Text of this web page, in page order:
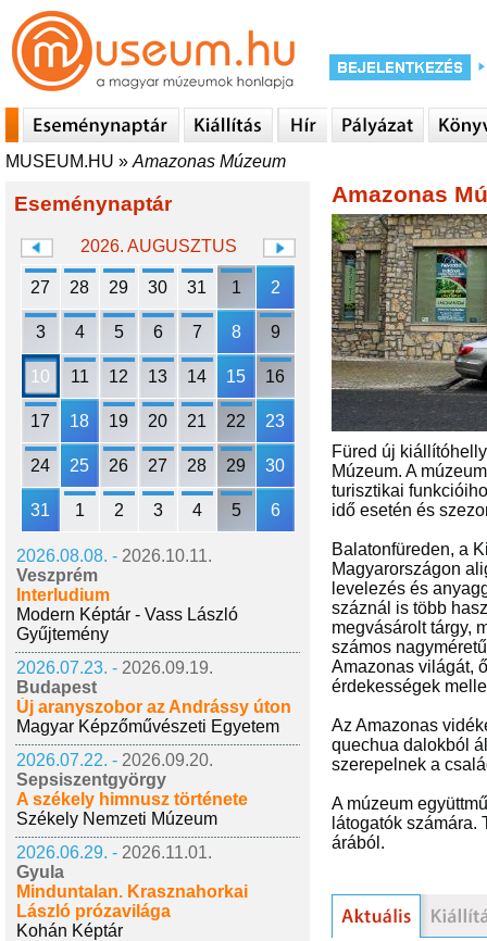
MUSEUM.HU » Amazonas Múzeum
Eseménynaptár
2026. AUGUSZTUS
27 28 29 30 31 1 2
3 4 5 6 7 8 9
10 11 12 13 14 15 16
17 18 19 20 21 22 23
24 25 26 27 28 29 30
31 1 2 3 4 5 6
2026.08.08. - 2026.10.11.
Veszprém
Interludium
Modern Képtár - Vass László
Gyűjtemény
2026.07.23. - 2026.09.19.
Budapest
Új aranyszobor az Andrássy úton
Magyar Képzőművészeti Egyetem
2026.07.22. - 2026.09.20.
Sepsiszentgyörgy
A székely himnusz története
Székely Nemzeti Múzeum
2026.06.29. - 2026.11.01.
Gyula
Minduntalan. Krasznahorkai
László prózavilága
Kohán Képtár
Amazonas
Füred új
Múzeum. A
turisztikai
idő esetén és
Balatonfüreden, a
Magyarországon
levelezés és
száznál is több
megvásárolt tárgy,
számos
Amazonas világát,
érdekességek
Az Amazonas
quechua dalokból
szerepelnek a
A múzeum
látogatók
árából.